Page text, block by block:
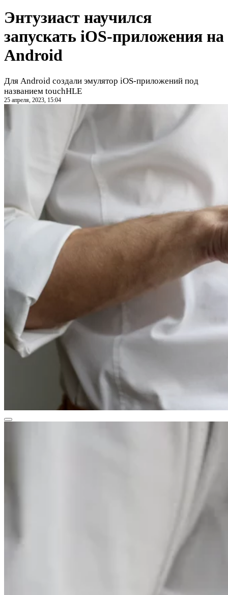
Энтузиаст научился
запускать iOS-приложения на
Android
Для Android создали эмулятор iOS-приложений под
названием touchHLE
25 апреля, 2023, 15:04